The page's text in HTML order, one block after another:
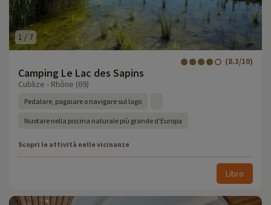
1 / 7
Camping Le Lac des Sapins
(8.3/10)
Cublize - Rhône (69)
Pedalare, pagaiare o navigare sul lago
Nuotare nella piscina naturale più grande d'Europa
Scopri le attività nelle vicinanze
Libro